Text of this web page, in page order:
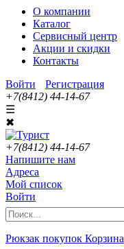
О компании
Каталог
Сервисный центр
Акции и скидки
Контакты
Войти
Регистрация
+7(8412) 44-14-67
☰
✖
+7(8412) 44-14-67
Напишите нам
Адреса
Мой список
Войти
Рюкзак покупок Корзина